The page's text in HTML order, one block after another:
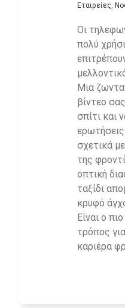
Εταιρείες
Οι
πολύ
Μια
βίντεο
σπίτι και
ερωτήσεις
σχετικά
της
οπτική
ταξίδι
κρυφό
Είναι ο
τρόπος
καριέρα